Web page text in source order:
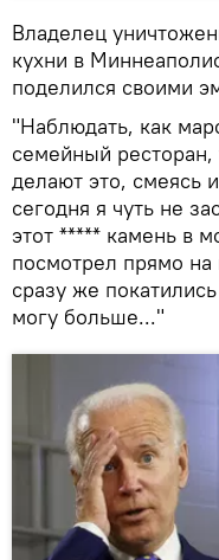
Владелец
кухни в
поделился своими
"Наблюдать, как
семейный
делают это, смеясь
сегодня я чуть не
этот ***** камень в
посмотрел прямо
сразу же
могу больше..."